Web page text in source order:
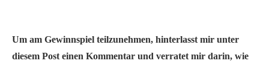
Um am Gewinnspiel teilzunehmen, hinterlasst mir unter
diesem Post einen Kommentar und verratet mir darin, wie